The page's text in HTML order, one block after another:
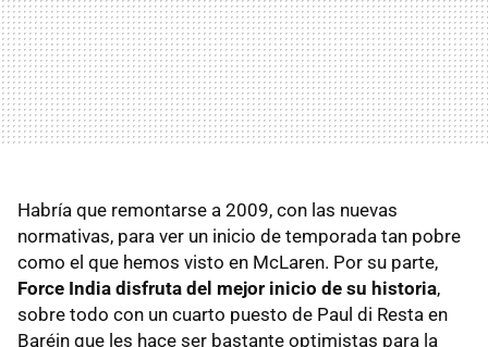
Habría que remontarse a 2009, con las nuevas
normativas, para ver un inicio de temporada tan pobre
como el que hemos visto en McLaren. Por su parte,
Force India disfruta del mejor inicio de su historia,
sobre todo con un cuarto puesto de Paul di Resta en
Baréin que les hace ser bastante optimistas para la